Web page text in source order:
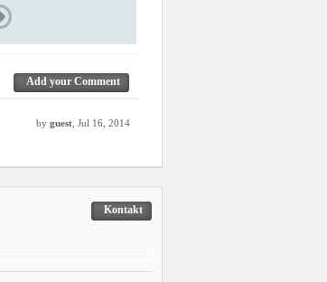
Add your Comment
by guest , Jul 16, 2014
Kontakt